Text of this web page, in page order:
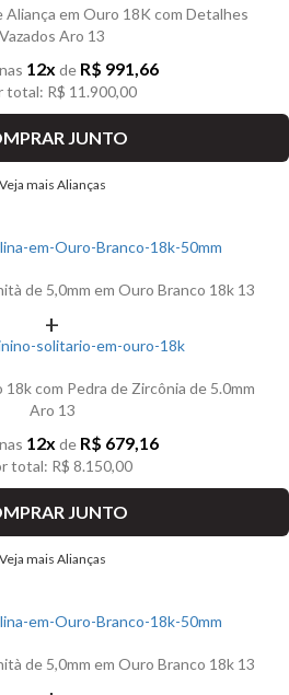
Aliança em Ouro 18K com Detalhes
Vazados Aro 13
12x de R$ 991,66
total: R$ 11.900,00
JUNTO
Veja mais Alianças
de 5,0mm em Ouro Branco 18k 13
+
com Pedra de Zircônia de 5.0mm
Aro 13
12x de R$ 679,16
total: R$ 8.150,00
JUNTO
Veja mais Alianças
de 5,0mm em Ouro Branco 18k 13